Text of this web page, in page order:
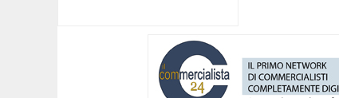
[ 07/08/2026 ] Baiano in festa per i 40
[ 29/08/2025 ] SANT’Oggi. Venerdì 29